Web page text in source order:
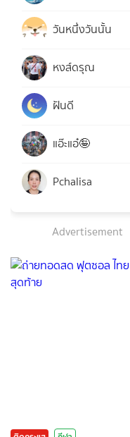
วันหนึ่งวันนั้น
หงส์ดรุณ
ฝันดี
แอ๊ะแอ๋🤪
Pchalisa
Advertisement